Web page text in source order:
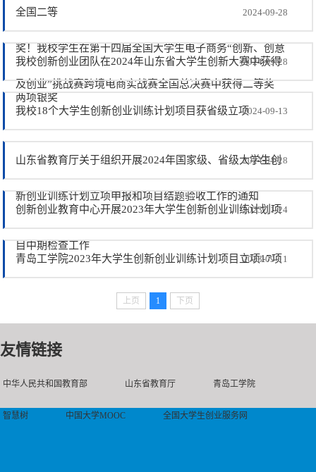
全国二等
奖！我校学生在第十四届全国大学生电子商务“创新、创意
及创业”挑战赛跨境电商实战赛全国总决赛中获得二等奖
2024-09-28
我校创新创业团队在2024年山东省大学生创新大赛中获得
两项银奖
2024-09-28
我校18个大学生创新创业训练计划项目获省级立项2024-09-13
山东省教育厅关于组织开展2024年国家级、省级大学生创
新创业训练计划立项申报和项目结题验收工作的通知
2024-04-28
创新创业教育中心开展2023年大学生创新创业训练计划项
目中期检查工作
2023-11-24
青岛工学院2023年大学生创新创业训练计划项目立项17项
2023-09-11
上页 1 下页
友情链接
中华人民共和国教育部 山东省教育厅 青岛工学院
智慧树 中国大学MOOC 全国大学生创业服务网